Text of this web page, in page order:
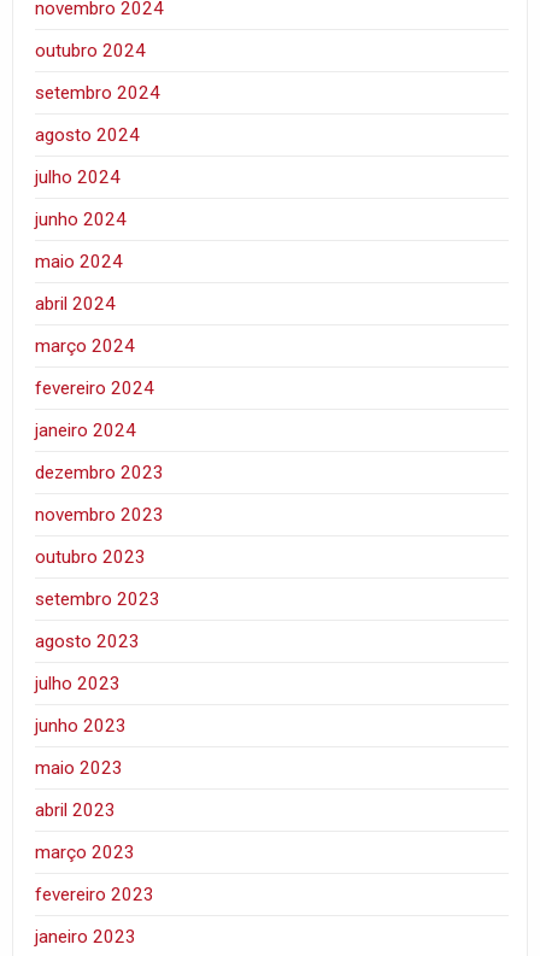
novembro 2024
outubro 2024
setembro 2024
agosto 2024
julho 2024
junho 2024
maio 2024
abril 2024
março 2024
fevereiro 2024
janeiro 2024
dezembro 2023
novembro 2023
outubro 2023
setembro 2023
agosto 2023
julho 2023
junho 2023
maio 2023
abril 2023
março 2023
fevereiro 2023
janeiro 2023